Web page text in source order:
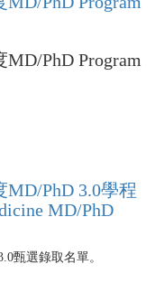
PhD Program
PhD 3.0學程
MD/PhD
甄選錄取名單。